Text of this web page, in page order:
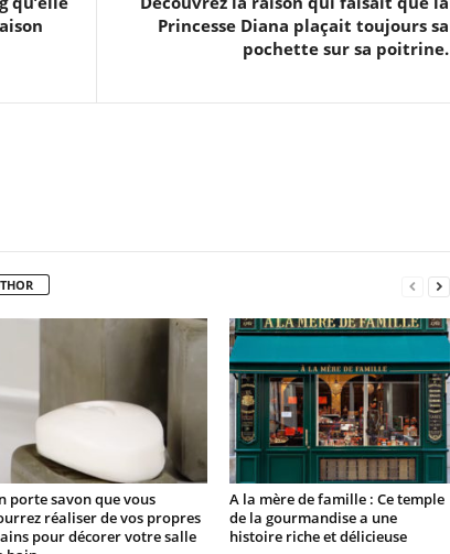
Princesse Diana plaçait toujours sa
pochette sur sa poitrine.
porte savon que vous
réaliser de vos propres
pour décorer votre salle
A la mère de famille : Ce temple
de la gourmandise a une
histoire riche et délicieuse